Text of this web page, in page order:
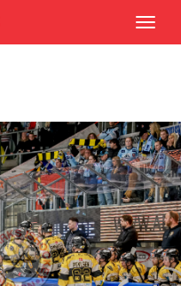
TOGGLE